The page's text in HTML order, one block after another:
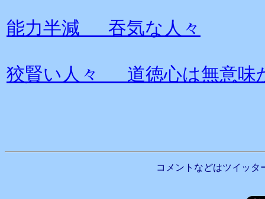
能力半減 吞気な人々
狡賢い人々 道徳心は無意味
コメントなどはツイッタ